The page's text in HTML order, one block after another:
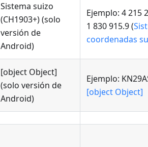
Sistema suizo
(CH1903+)(solo
versión de
Android)
Ejemplo: 4 215
1 830 915.9 (
coordenadas
[object Object]
(solo versión de
Android)
Ejemplo:
[object Object]